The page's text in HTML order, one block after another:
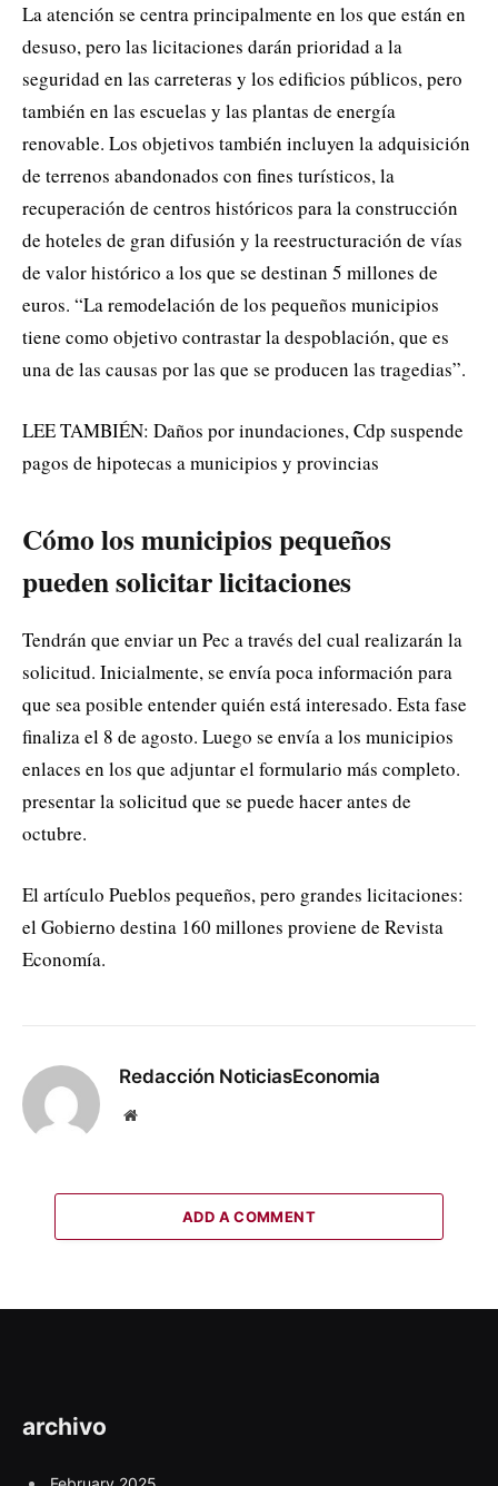
La atención se centra principalmente en los que están en
desuso, pero las licitaciones darán prioridad a la
seguridad en las carreteras y los edificios públicos, pero
también en las escuelas y las plantas de energía
renovable. Los objetivos también incluyen la adquisición
de terrenos abandonados con fines turísticos, la
recuperación de centros históricos para la construcción
de hoteles de gran difusión y la reestructuración de vías
de valor histórico a los que se destinan 5 millones de
euros. “La remodelación de los pequeños municipios
tiene como objetivo contrastar la despoblación, que es
una de las causas por las que se producen las tragedias”.
LEE TAMBIÉN: Daños por inundaciones, Cdp suspende
pagos de hipotecas a municipios y provincias
Cómo los municipios pequeños
pueden solicitar licitaciones
Tendrán que enviar un Pec a través del cual realizarán la
solicitud. Inicialmente, se envía poca información para
que sea posible entender quién está interesado. Esta fase
finaliza el 8 de agosto. Luego se envía a los municipios
enlaces en los que adjuntar el formulario más completo.
presentar la solicitud que se puede hacer antes de
octubre.
El artículo Pueblos pequeños, pero grandes licitaciones:
el Gobierno destina 160 millones proviene de Revista
Economía.
Redacción NoticiasEconomia
Website
ADD A COMMENT
archivo